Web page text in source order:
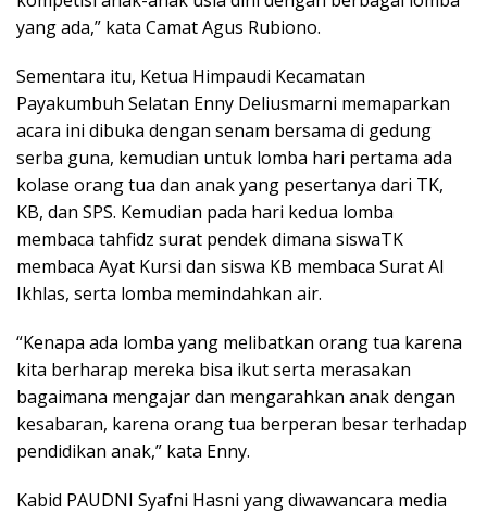
yang ada,” kata Camat Agus Rubiono.
Sementara itu, Ketua Himpaudi Kecamatan
Payakumbuh Selatan Enny Deliusmarni memaparkan
acara ini dibuka dengan senam bersama di gedung
serba guna, kemudian untuk lomba hari pertama ada
kolase orang tua dan anak yang pesertanya dari TK,
KB, dan SPS. Kemudian pada hari kedua lomba
membaca tahfidz surat pendek dimana siswaTK
membaca Ayat Kursi dan siswa KB membaca Surat Al
Ikhlas, serta lomba memindahkan air.
“Kenapa ada lomba yang melibatkan orang tua karena
kita berharap mereka bisa ikut serta merasakan
bagaimana mengajar dan mengarahkan anak dengan
kesabaran, karena orang tua berperan besar terhadap
pendidikan anak,” kata Enny.
Kabid PAUDNI Syafni Hasni yang diwawancara media